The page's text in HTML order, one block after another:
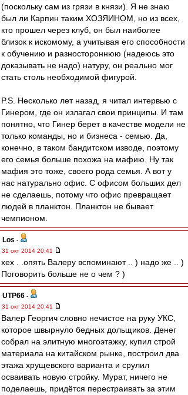
(поскольку сам из грязи в князи). Я не знаю
был ли Карпин таким ХОЗЯИНОМ, но из всех,
кто прошел через клуб, он был наиболее
близок к искомому, а учитывая его способности
к обучению и разностороннюю (надеюсь это
доказывать не надо) натуру, он реально мог
стать столь необходимой фигурой.
P.S. Несколько лет назад, я читал интервью с
Гинером, где он излагал свои принципы. И там
понятно, что Гинер берет в качестве модели не
только команды, но и бизнеса - семью. Да,
конечно, в таком бандитском изводе, поэтому
его семья больше похожа на мафию. Ну так
мафия это тоже, своего рода семья. А вот у
нас натурально офис. С офисом больших дел
не сделаешь, потому что офис превращает
людей в планктон. Планктон не бывает
чемпионом.
Los -
31 окт 2014 20:41
хех . .опять Валеру вспоминают .. ) надо же .. )
Поговорить больше не о чем ? )
UTP66 -
31 окт 2014 20:41
Валер Георгич словно нечистое на руку УКС,
которое швырнуло бедных дольщиков. Денег
собрал на элитную многоэтажку, купил строй
материала на китайском рынке, построил два
этажа хрущевского варианта и срулил
осваивать новую стройку. Мурат, ничего не
поделаешь, придётся перестраивать за этим